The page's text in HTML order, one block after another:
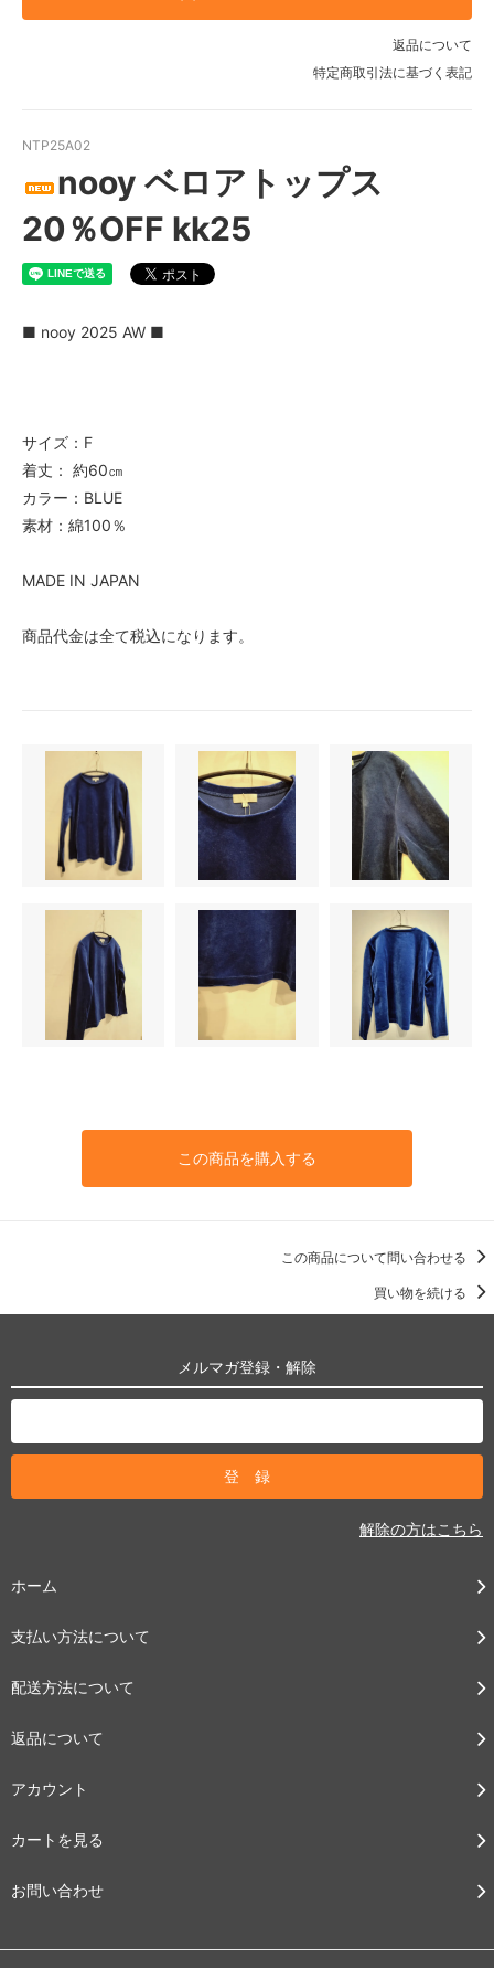
返品について
特定商取引法に基づく表記
NTP25A02
nooy ベロアトップス
20％OFF kk25
■ nooy 2025 AW ■
サイズ：F
着丈： 約60㎝
カラー：BLUE
素材：綿100％
MADE IN JAPAN
商品代金は全て税込になります。
この商品を購入する
この商品について問い合わせる
買い物を続ける
メルマガ登録・解除
解除の方はこちら
ホーム
支払い方法について
配送方法について
返品について
アカウント
カートを見る
お問い合わせ